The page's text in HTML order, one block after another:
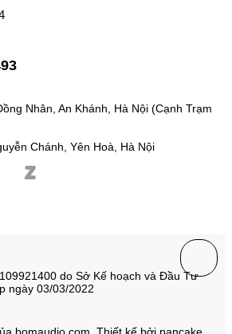
Nhân, An Khánh, Hà Nội (Cạnh Trạm
Chánh, Yên Hoà, Hà Nội
do Sở Kế hoạch và Đầu Tư
ngày 03/03/2022
bomaudio.com. Thiết kế bởi pancake